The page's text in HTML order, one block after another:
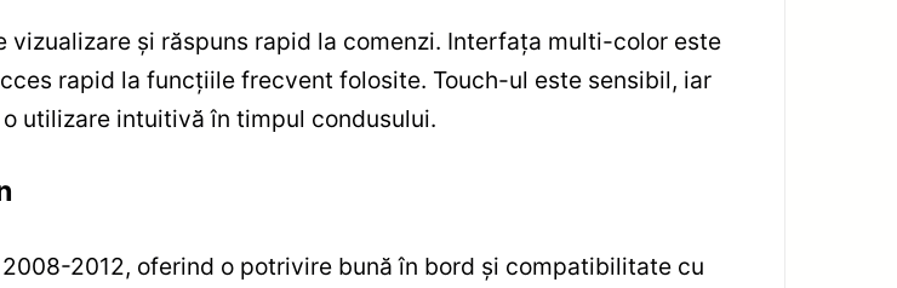
vizualizare și răspuns rapid la comenzi. Interfața multi-color este
rapid la funcțiile frecvent folosite. Touch-ul este sensibil, iar
utilizare intuitivă în timpul condusului.
2012, oferind o potrivire bună în bord și compatibilitate cu